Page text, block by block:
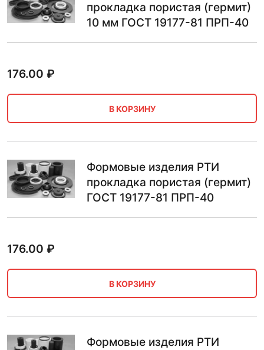
прокладка пористая (гермит)
10 мм ГОСТ 19177-81 ПРП-40
176.00 ₽
В КОРЗИНУ
Формовые изделия РТИ
прокладка пористая (гермит)
ГОСТ 19177-81 ПРП-40
176.00 ₽
В КОРЗИНУ
Формовые изделия РТИ